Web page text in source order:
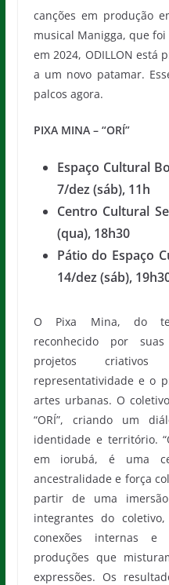
canções em produção
musical Manigga, que
em 2024, ODILLON está
a um novo patamar.
palcos agora.
PIXA MINA – “ORÍ”
Espaço Cultural
7/dez (sáb), 11h
Centro Cultural
(qua), 18h30
Pátio do Espaço
14/dez (sáb),
O Pixa Mina, do
reconhecido por
projetos
representatividade e o
artes urbanas. O
“ORÍ”, criando um
identidade e território.
em iorubá, é uma
ancestralidade e força
partir de uma
integrantes do
conexões internas e
produções que
expressões. Os